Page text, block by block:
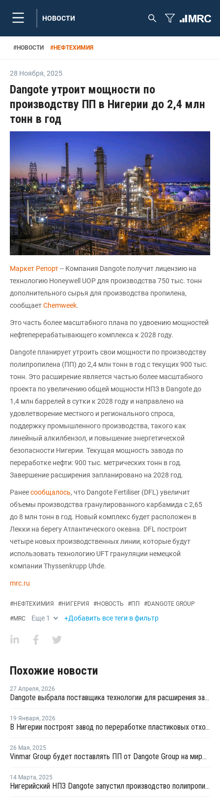
НОВОСТИ
#НОВОСТИ #НЕФТЕХИМИЯ
28 Ноября, 2025
Dangote утроит мощности по
производству ПП в Нигерии до 2,4 млн
тонн в год
Маркет Репорт-- Компания Dangote получит лицензию на
технологию Honeywell UOP для производства 750 тыс. тонн
дополнительного сырья для производства пропилена,
сообщаетChemweek.
Это часть более масштабного плана по удвоению мощностей
нефтеперерабатывающего комплекса к 2028 году.
Dangote планирует утроить свои мощности по производству
полипропилена (ПП) до 2,4 млн тонн в год с текущих 900 тыс.
тонн. Это расширение является частью более масштабного
проекта по увеличению общей мощности НПЗ в Dangote до
1,4 млн баррелей в сутки к 2028 году и направлено на
удовлетворение местного и регионального спроса,
поддержку промышленного производства, такого как
линейный алкилбензол, и повышение энергетической
безопасности Нигерии. Текущая мощность завода по
переработке нефти: 900 тыс. метрических тонн в год.
Завершение расширения запланировано на 2028 год.
Ранеесообщалось, что Dangote Fertiliser (DFL) увеличит
объемы производства гранулированного карбамида с 2,65
до 8 млн тонн в год. Новый комплекс будет расположен в
Лекки на берегу Атлантического океана. DFL построит
четыре новых производственных линии, которые будут
использовать технологию UFT грануляции немецкой
компании Thyssenkrupp Uhde.
mrc.ru
#НЕФТЕХИМИЯ #НИГЕРИЯ #НОВОСТЬ #ПП #DANGOTE GROUP
#MRC Еще 1 +Добавить все теги в фильтр
Похожие новости
27 Апреля, 2026
Dangote выбрала поставщика технологии для расширения завода пропилена
19 Января, 2026
В Нигерии построят завод по переработке пластиковых отходов в ПЭТ мощностью 100 тысяч тонн
26 Мая, 2025
Vinmar Group будет поставлять ПП от Dangote Group на мировые рынки
14 Марта, 2025
Нигерийский НПЗ Dangote запустил производство полипропилена